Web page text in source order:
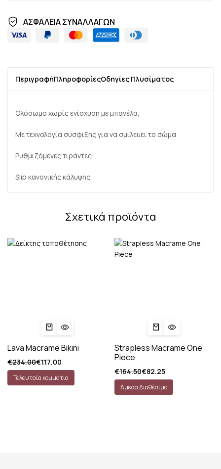
ΑΣΦΑΛΕΙΑ ΣΥΝΑΛΛΑΓΩΝ
ΠεριγραφήΠληροφορίεςΟδηγίες Πλυσίματος
Ολόσωμο χωρίς ενίσχυση με μπανέλα,
Με τεχνολογία σύσφιξης για να σμιλευει το σώμα
Ρυθμιζόμενες τιράντες
Slip κανονικής κάλυψης
Σχετικά προϊόντα
Lava Macrame Bikini
€234.00€117.00
Τελευταία κομμάτια
Strapless Macrame One
Piece
€164.50€82.25
Άμεσα Διαθέσιμο